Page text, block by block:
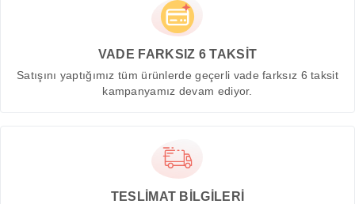
VADE FARKSIZ 6 TAKSİT
Satışını yaptığımız tüm ürünlerde geçerli vade farksız 6 taksit
kampanyamız devam ediyor.
TESLİMAT BİLGİLERİ